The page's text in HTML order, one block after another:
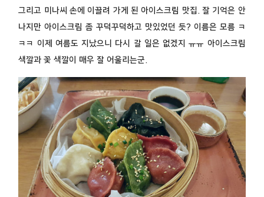
그리고 미나씨 손에 이끌려 가게 된 아이스크림 맛집. 잘 기억은 안
나지만 아이스크림 좀 꾸덕꾸덕하고 맛있었던 듯? 이름은 모름 ㅋ
ㅋㅋ 이제 여름도 지났으니 다시 갈 일은 없겠지 ㅠㅠ 아이스크림
색깔과 꽃 색깔이 매우 잘 어울리는군.